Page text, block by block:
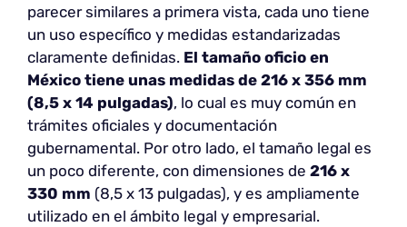
parecer similares a primera vista, cada uno tiene
un uso específico y medidas estandarizadas
claramente definidas. El tamaño oficio en
México tiene unas medidas de 216 x 356 mm
(8,5 x 14 pulgadas), lo cual es muy común en
trámites oficiales y documentación
gubernamental. Por otro lado, el tamaño legal es
un poco diferente, con dimensiones de 216 x
330 mm (8,5 x 13 pulgadas), y es ampliamente
utilizado en el ámbito legal y empresarial.